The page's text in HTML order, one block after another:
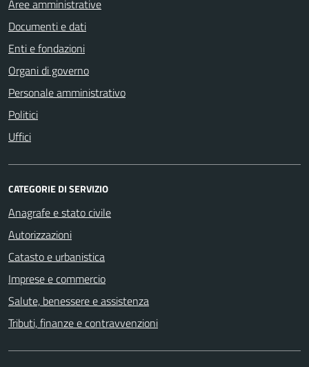
Aree amministrative
Documenti e dati
Enti e fondazioni
Organi di governo
Personale amministrativo
Politici
Uffici
CATEGORIE DI SERVIZIO
Anagrafe e stato civile
Autorizzazioni
Catasto e urbanistica
Imprese e commercio
Salute, benessere e assistenza
Tributi, finanze e contravvenzioni